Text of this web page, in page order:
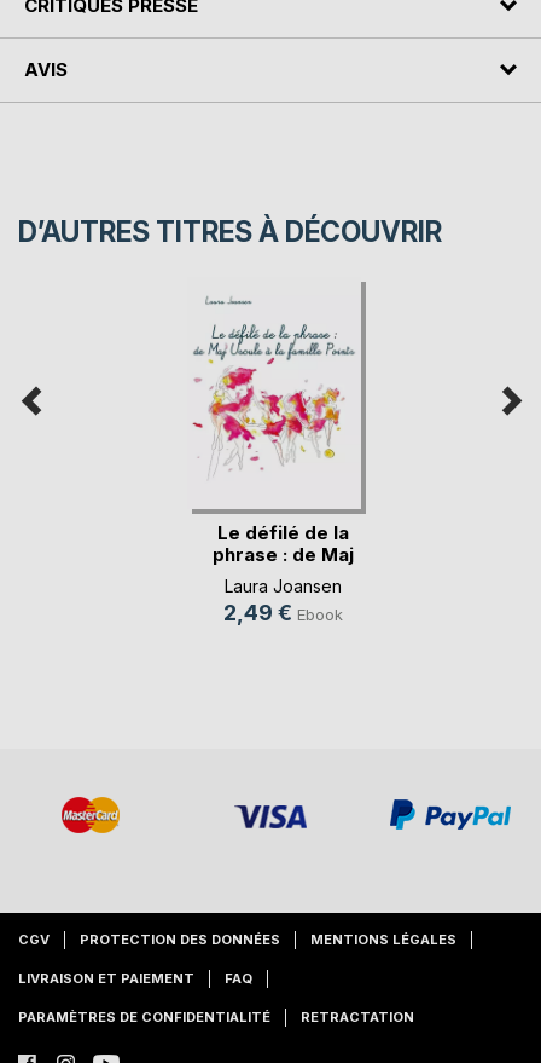
CRITIQUES PRESSE
AVIS
D’AUTRES TITRES À DÉCOUVRIR
Le défilé de la
phrase : de Maj
Us(...)
Laura Joansen
2,49 € Ebook
CGV PROTECTION DES DONNÉES MENTIONS LÉGALES
LIVRAISON ET PAIEMENT FAQ
PARAMÈTRES DE CONFIDENTIALITÉ RETRACTATION